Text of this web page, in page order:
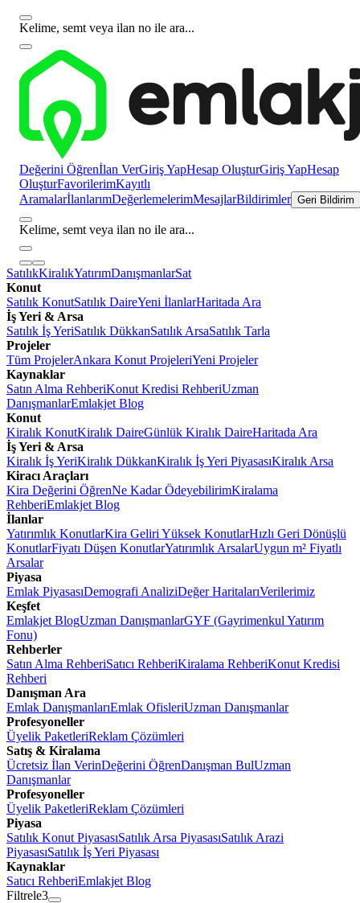
Kelime, semt veya ilan no ile ara...
Değerini Öğrenİlan VerGiriş YapHesap OluşturGiriş YapHesap
OluşturFavorilerimKayıtlı
AramalarİlanlarımDeğerlemelerimMesajlarBildirimler Geri Bildirim
Kelime, semt veya ilan no ile ara...
SatılıkKiralıkYatırımDanışmanlarSat
Konut
Satılık KonutSatılık DaireYeni İlanlarHaritada Ara
İş Yeri & Arsa
Satılık İş YeriSatılık DükkanSatılık ArsaSatılık Tarla
Projeler
Tüm ProjelerAnkara Konut ProjeleriYeni Projeler
Kaynaklar
Satın Alma RehberiKonut Kredisi RehberiUzman
DanışmanlarEmlakjet Blog
Konut
Kiralık KonutKiralık DaireGünlük Kiralık DaireHaritada Ara
İş Yeri & Arsa
Kiralık İş YeriKiralık DükkanKiralık İş Yeri PiyasasıKiralık Arsa
Kiracı Araçları
Kira Değerini ÖğrenNe Kadar ÖdeyebilirimKiralama
RehberiEmlakjet Blog
İlanlar
Yatırımlık KonutlarKira Geliri Yüksek KonutlarHızlı Geri Dönüşlü
KonutlarFiyatı Düşen KonutlarYatırımlık ArsalarUygun m² Fiyatlı
Arsalar
Piyasa
Emlak PiyasasıDemografi AnaliziDeğer HaritalarıVerilerimiz
Keşfet
Emlakjet BlogUzman DanışmanlarGYF (Gayrimenkul Yatırım
Fonu)
Rehberler
Satın Alma RehberiSatıcı RehberiKiralama RehberiKonut Kredisi
Rehberi
Danışman Ara
Emlak DanışmanlarıEmlak OfisleriUzman Danışmanlar
Profesyoneller
Üyelik PaketleriReklam Çözümleri
Satış & Kiralama
Ücretsiz İlan VerinDeğerini ÖğrenDanışman BulUzman
Danışmanlar
Profesyoneller
Üyelik PaketleriReklam Çözümleri
Piyasa
Satılık Konut PiyasasıSatılık Arsa PiyasasıSatılık Arazi
PiyasasıSatılık İş Yeri Piyasası
Kaynaklar
Satıcı RehberiEmlakjet Blog
Filtrele3